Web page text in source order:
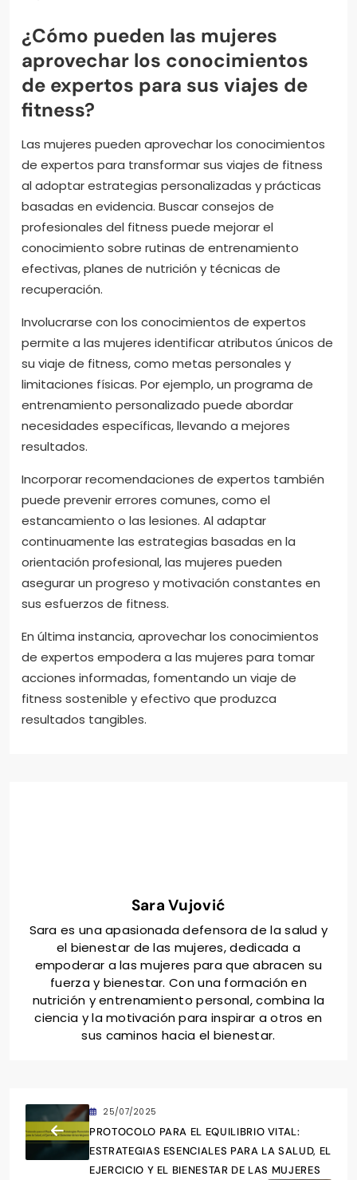
¿Cómo pueden las mujeres
aprovechar los conocimientos
de expertos para sus viajes de
fitness?
Las mujeres pueden aprovechar los conocimientos
de expertos para transformar sus viajes de fitness
al adoptar estrategias personalizadas y prácticas
basadas en evidencia. Buscar consejos de
profesionales del fitness puede mejorar el
conocimiento sobre rutinas de entrenamiento
efectivas, planes de nutrición y técnicas de
recuperación.
Involucrarse con los conocimientos de expertos
permite a las mujeres identificar atributos únicos de
su viaje de fitness, como metas personales y
limitaciones físicas. Por ejemplo, un programa de
entrenamiento personalizado puede abordar
necesidades específicas, llevando a mejores
resultados.
Incorporar recomendaciones de expertos también
puede prevenir errores comunes, como el
estancamiento o las lesiones. Al adaptar
continuamente las estrategias basadas en la
orientación profesional, las mujeres pueden
asegurar un progreso y motivación constantes en
sus esfuerzos de fitness.
En última instancia, aprovechar los conocimientos
de expertos empodera a las mujeres para tomar
acciones informadas, fomentando un viaje de
fitness sostenible y efectivo que produzca
resultados tangibles.
Sara Vujović
Sara es una apasionada defensora de la salud y
el bienestar de las mujeres, dedicada a
empoderar a las mujeres para que abracen su
fuerza y bienestar. Con una formación en
nutrición y entrenamiento personal, combina la
ciencia y la motivación para inspirar a otros en
sus caminos hacia el bienestar.
25/07/2025
PROTOCOLO PARA EL EQUILIBRIO VITAL:
ESTRATEGIAS ESENCIALES PARA LA SALUD, EL
EJERCICIO Y EL BIENESTAR DE LAS MUJERES